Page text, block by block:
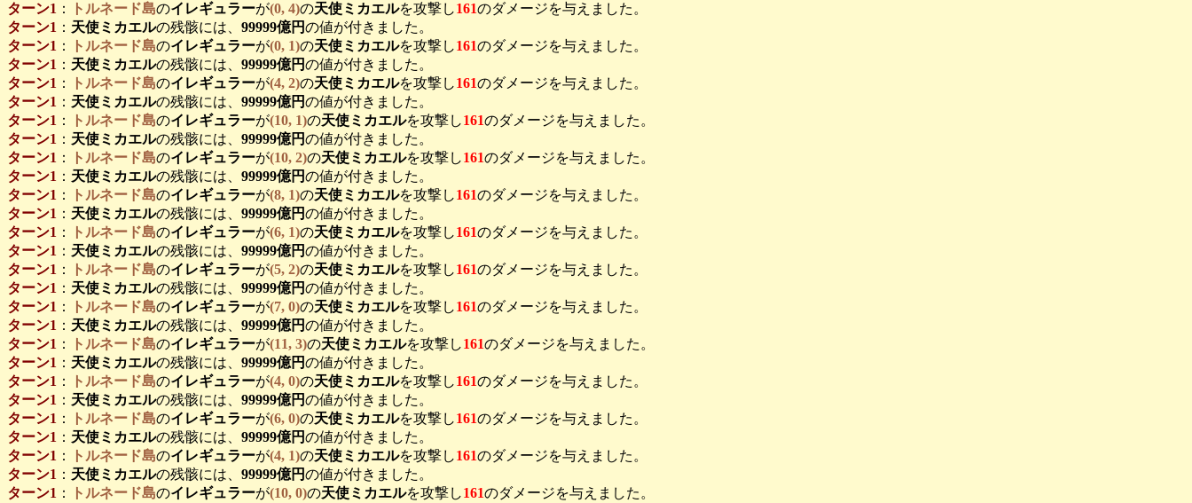
ターン1 ： トルネード島のイレギュラーが(0, 4)の天使ミカエルを攻撃し161のダメージを与えました。
ターン1 ： 天使ミカエルの残骸には、 99999億円の値が付きました。
ターン1 ： トルネード島のイレギュラーが(0, 1)の天使ミカエルを攻撃し161のダメージを与えました。
ターン1 ： 天使ミカエルの残骸には、 99999億円の値が付きました。
ターン1 ： トルネード島のイレギュラーが(4, 2)の天使ミカエルを攻撃し161のダメージを与えました。
ターン1 ： 天使ミカエルの残骸には、 99999億円の値が付きました。
ターン1 ： トルネード島のイレギュラーが(10, 1)の天使ミカエルを攻撃し161のダメージを与えました。
ターン1 ： 天使ミカエルの残骸には、 99999億円の値が付きました。
ターン1 ： トルネード島のイレギュラーが(10, 2)の天使ミカエルを攻撃し161のダメージを与えました。
ターン1 ： 天使ミカエルの残骸には、 99999億円の値が付きました。
ターン1 ： トルネード島のイレギュラーが(8, 1)の天使ミカエルを攻撃し161のダメージを与えました。
ターン1 ： 天使ミカエルの残骸には、 99999億円の値が付きました。
ターン1 ： トルネード島のイレギュラーが(6, 1)の天使ミカエルを攻撃し161のダメージを与えました。
ターン1 ： 天使ミカエルの残骸には、 99999億円の値が付きました。
ターン1 ： トルネード島のイレギュラーが(5, 2)の天使ミカエルを攻撃し161のダメージを与えました。
ターン1 ： 天使ミカエルの残骸には、 99999億円の値が付きました。
ターン1 ： トルネード島のイレギュラーが(7, 0)の天使ミカエルを攻撃し161のダメージを与えました。
ターン1 ： 天使ミカエルの残骸には、 99999億円の値が付きました。
ターン1 ： トルネード島のイレギュラーが(11, 3)の天使ミカエルを攻撃し161のダメージを与えました。
ターン1 ： 天使ミカエルの残骸には、 99999億円の値が付きました。
ターン1 ： トルネード島のイレギュラーが(4, 0)の天使ミカエルを攻撃し161のダメージを与えました。
ターン1 ： 天使ミカエルの残骸には、 99999億円の値が付きました。
ターン1 ： トルネード島のイレギュラーが(6, 0)の天使ミカエルを攻撃し161のダメージを与えました。
ターン1 ： 天使ミカエルの残骸には、 99999億円の値が付きました。
ターン1 ： トルネード島のイレギュラーが(4, 1)の天使ミカエルを攻撃し161のダメージを与えました。
ターン1 ： 天使ミカエルの残骸には、 99999億円の値が付きました。
ターン1 ： トルネード島のイレギュラーが(10, 0)の天使ミカエルを攻撃し161のダメージを与えました。